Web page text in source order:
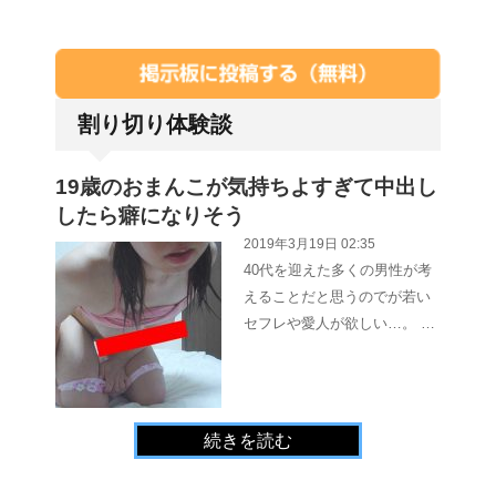
割り切り体験談
19歳のおまんこが気持ちよすぎて中出し
したら癖になりそう
2019年3月19日 02:35
40代を迎えた多くの男性が考
えることだと思うのでが若い
セフレや愛人が欲しい…。 …
続きを読む